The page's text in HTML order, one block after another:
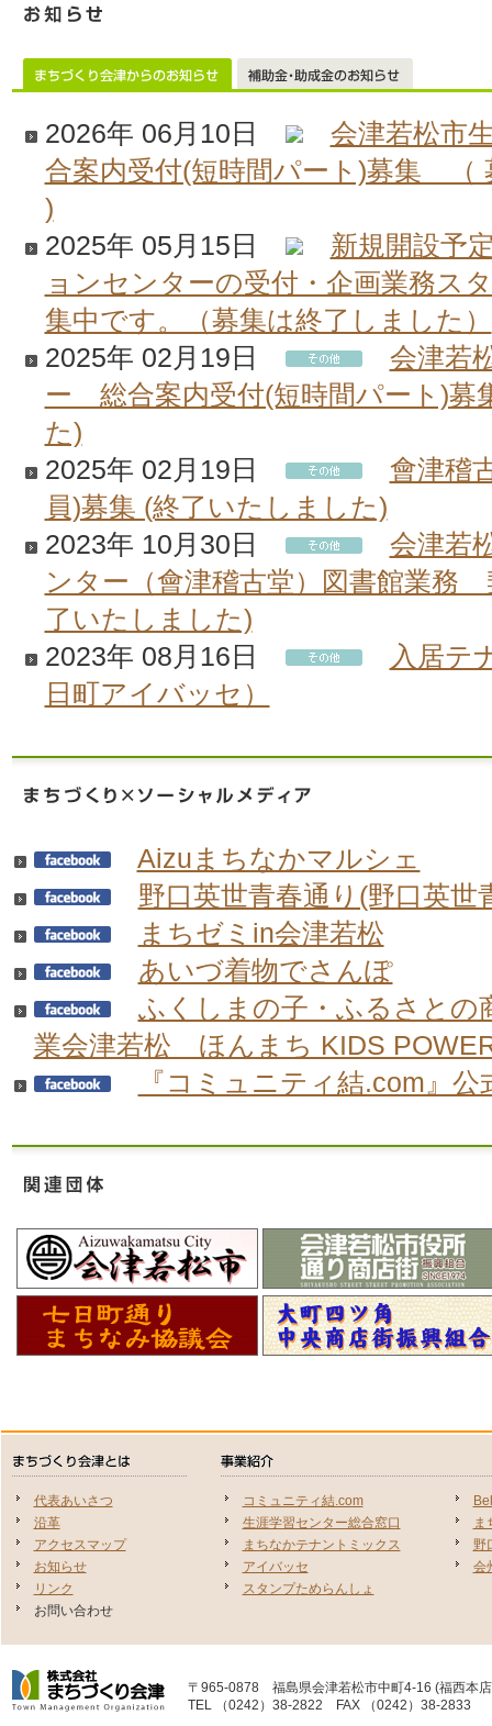
2026年 06月10日
会津若松市
合案内受付(短時間パート)募集 （
)
2025年 05月15日
新規開設予
ョンセンターの受付・企画業務ス
集中です。（募集は終了しました）
2025年 02月19日
会津若
ー 総合案内受付(短時間パート)募
た)
2025年 02月19日
會津稽
員)募集 (終了いたしました)
2023年 10月30日
会津若
ンター（會津稽古堂）図書館業務
了いたしました)
2023年 08月16日
入居テ
日町アイバッセ）
Aizuまちなかマルシェ
野口英世青春通り(野口英世
まちゼミin会津若松
あいづ着物でさんぽ
ふくしまの子・ふるさとの
業会津若松 ほんまち KIDS
『コミュニティ結.com』公
代表あいさつ
沿革
アクセスマップ
お知らせ
リンク
お問い合わせ
コミュニティ結.com
生涯学習センター総合窓口
まちなかテナントミックス
アイバッセ
スタンプためらんしょ
ま
野
会
〒965-0878 福島県会津若松市中町4-16 (福西本
TEL （0242）38-2822 FAX （0242）38-2833